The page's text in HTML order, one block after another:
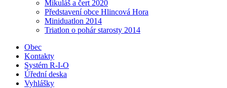
Mikuláš a čert 2020
Představení obce Hlincová Hora
Miniduatlon 2014
Triatlon o pohár starosty 2014
Obec
Kontakty
Systém R-I-O
Úřední deska
Vyhlášky